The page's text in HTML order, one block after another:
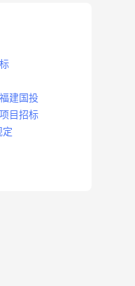
建国投
目招标
定